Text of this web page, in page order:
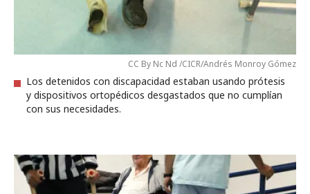
CC By Nc Nd /CICR/Andrés Monroy Gómez
Los detenidos con discapacidad estaban usando prótesis
y dispositivos ortopédicos desgastados que no cumplían
con sus necesidades.